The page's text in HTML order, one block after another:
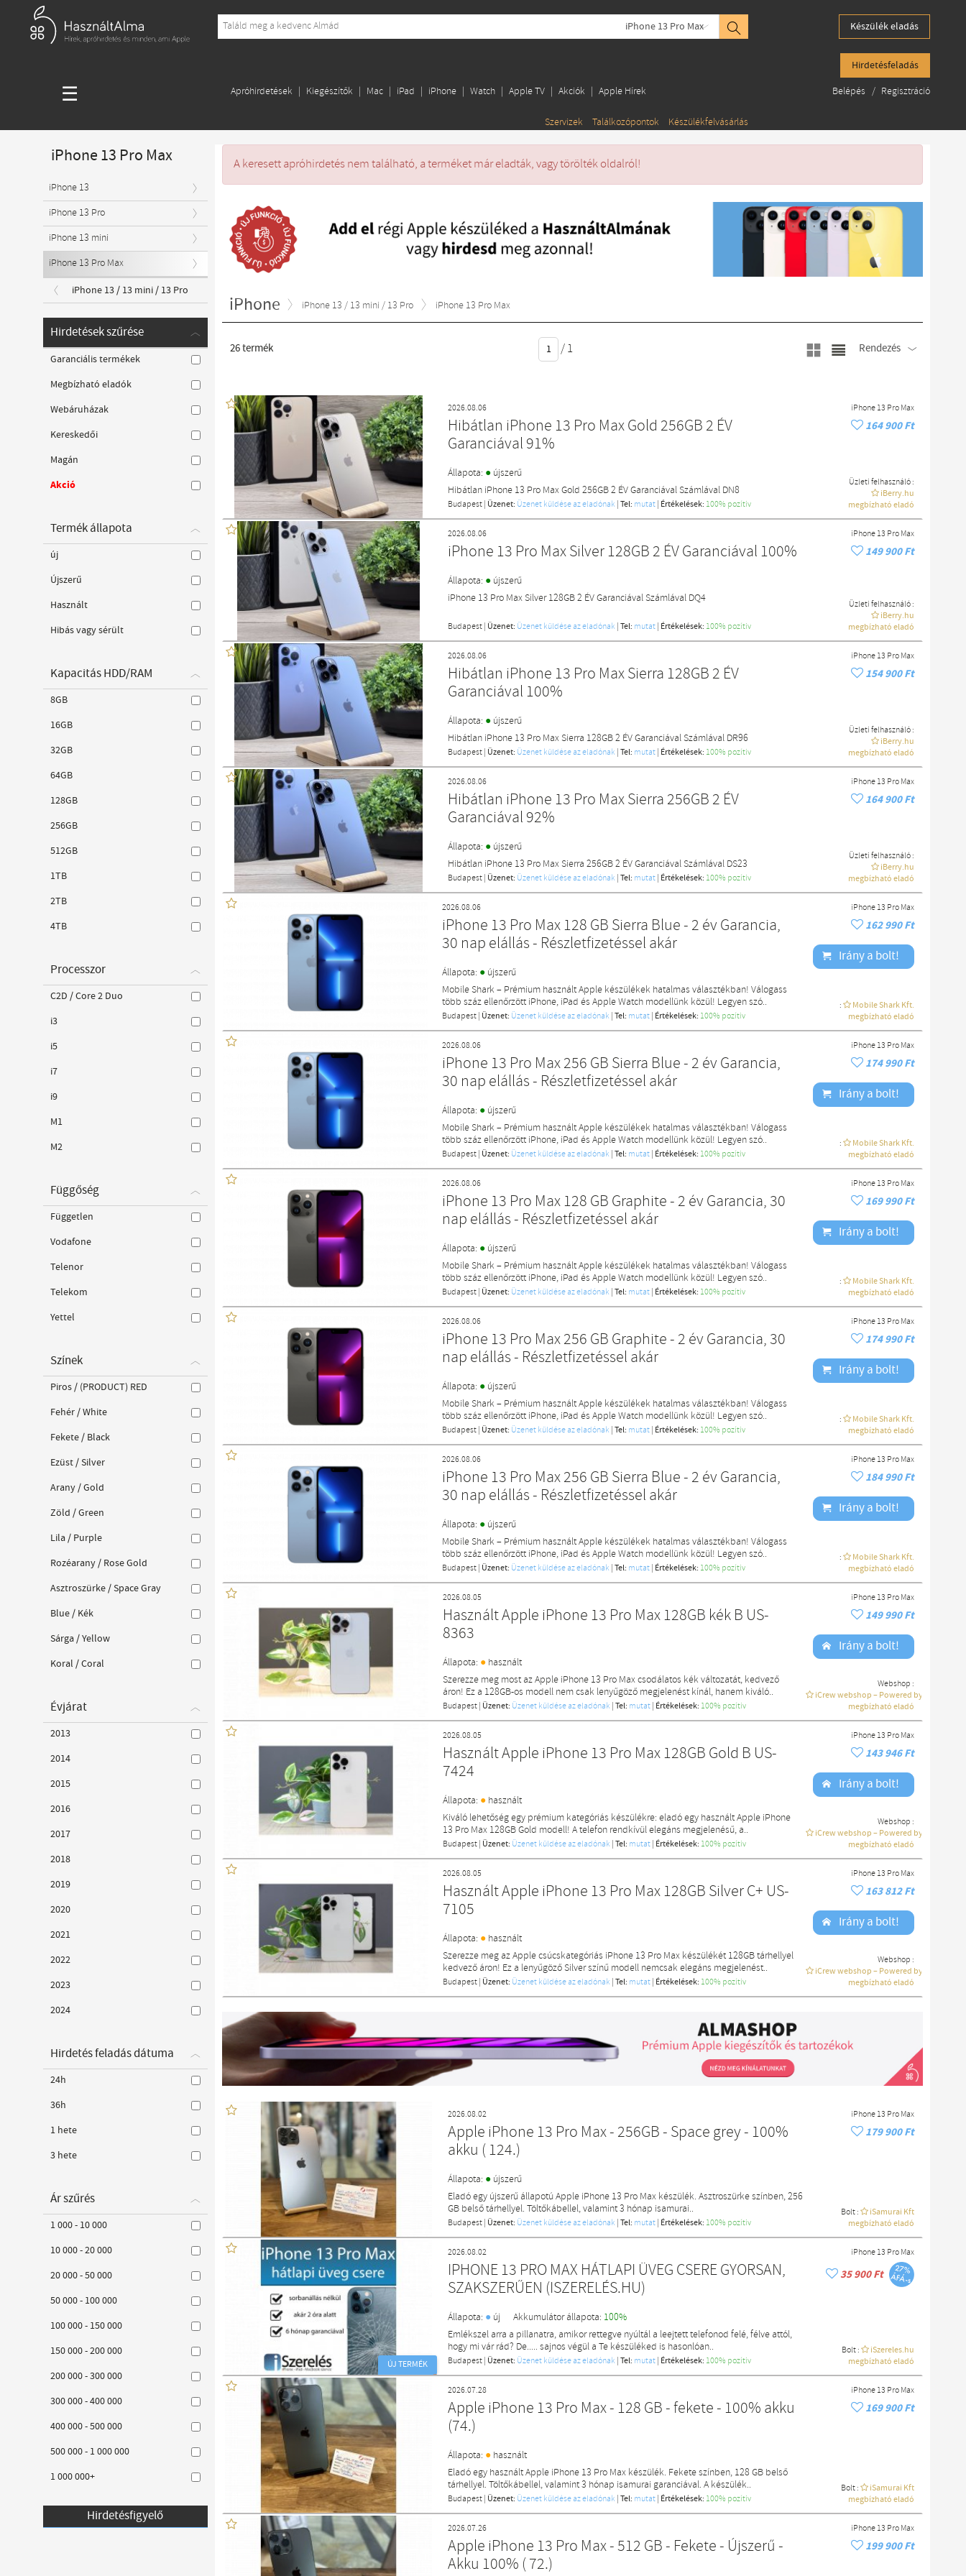
iPhone 13 Pro Max Készülék eladás
Hirdetésfeladás
☰ Apróhirdetések Kiegészítők Mac iPad iPhone Watch Apple TV Akciók Apple Hírek
Szervizek Találkozópontok Készülékfelvásárlás
Belépés / Regisztráció
A keresett apróhirdetés nem található, a terméket már eladták, vagy törölték oldalról!
iPhone iPhone 13 / 13 mini / 13 Pro iPhone 13 Pro Max
26termék /1 Rendezés
2026.08.06
Hibátlan iPhone 13 Pro Max Gold 256GB 2 ÉV
Garanciával 91%
Állapota: ● újszerű
Hibátlan iPhone 13 Pro Max Gold 256GB 2 ÉV Garanciával Számlával DN8
Budapest | Üzenet: Üzenet küldése az eladónak |Tel: mutat | Értékelések: 100% pozítiv
iPhone 13 Pro Max
164 900 Ft
Üzleti felhasználó :
iBerry.hu
megbízható eladó
2026.08.06
iPhone 13 Pro Max Silver 128GB 2 ÉV Garanciával 100%
Állapota: ● újszerű
iPhone 13 Pro Max Silver 128GB 2 ÉV Garanciával Számlával DQ4
Budapest | Üzenet: Üzenet küldése az eladónak |Tel: mutat | Értékelések: 100% pozítiv
iPhone 13 Pro Max
149 900 Ft
Üzleti felhasználó :
iBerry.hu
megbízható eladó
2026.08.06
Hibátlan iPhone 13 Pro Max Sierra 128GB 2 ÉV
Garanciával 100%
Állapota: ● újszerű
Hibátlan iPhone 13 Pro Max Sierra 128GB 2 ÉV Garanciával Számlával DR96
Budapest | Üzenet: Üzenet küldése az eladónak |Tel: mutat | Értékelések: 100% pozítiv
iPhone 13 Pro Max
154 900 Ft
Üzleti felhasználó :
iBerry.hu
megbízható eladó
2026.08.06
Hibátlan iPhone 13 Pro Max Sierra 256GB 2 ÉV
Garanciával 92%
Állapota: ● újszerű
Hibátlan iPhone 13 Pro Max Sierra 256GB 2 ÉV Garanciával Számlával DS23
Budapest | Üzenet: Üzenet küldése az eladónak |Tel: mutat | Értékelések: 100% pozítiv
iPhone 13 Pro Max
164 900 Ft
Üzleti felhasználó :
iBerry.hu
megbízható eladó
2026.08.06
iPhone 13 Pro Max 128 GB Sierra Blue - 2 év Garancia,
30 nap elállás - Részletfizetéssel akár
Állapota: ● újszerű
Mobile Shark – Prémium használt Apple készülékek hatalmas választékban! Válogass
több száz ellenőrzött iPhone, iPad és Apple Watch modellünk közül! Legyen szó..
Budapest | Üzenet: Üzenet küldése az eladónak |Tel: mutat | Értékelések: 100% pozítiv
iPhone 13 Pro Max
162 990 Ft
Irány a bolt!
:
Mobile Shark Kft.
megbízható eladó
2026.08.06
iPhone 13 Pro Max 256 GB Sierra Blue - 2 év Garancia,
30 nap elállás - Részletfizetéssel akár
Állapota: ● újszerű
Mobile Shark – Prémium használt Apple készülékek hatalmas választékban! Válogass
több száz ellenőrzött iPhone, iPad és Apple Watch modellünk közül! Legyen szó..
Budapest | Üzenet: Üzenet küldése az eladónak |Tel: mutat | Értékelések: 100% pozítiv
iPhone 13 Pro Max
174 990 Ft
Irány a bolt!
:
Mobile Shark Kft.
megbízható eladó
2026.08.06
iPhone 13 Pro Max 128 GB Graphite - 2 év Garancia, 30
nap elállás - Részletfizetéssel akár
Állapota: ● újszerű
Mobile Shark – Prémium használt Apple készülékek hatalmas választékban! Válogass
több száz ellenőrzött iPhone, iPad és Apple Watch modellünk közül! Legyen szó..
Budapest | Üzenet: Üzenet küldése az eladónak |Tel: mutat | Értékelések: 100% pozítiv
iPhone 13 Pro Max
169 990 Ft
Irány a bolt!
:
Mobile Shark Kft.
megbízható eladó
2026.08.06
iPhone 13 Pro Max 256 GB Graphite - 2 év Garancia, 30
nap elállás - Részletfizetéssel akár
Állapota: ● újszerű
Mobile Shark – Prémium használt Apple készülékek hatalmas választékban! Válogass
több száz ellenőrzött iPhone, iPad és Apple Watch modellünk közül! Legyen szó..
Budapest | Üzenet: Üzenet küldése az eladónak |Tel: mutat | Értékelések: 100% pozítiv
iPhone 13 Pro Max
174 990 Ft
Irány a bolt!
:
Mobile Shark Kft.
megbízható eladó
2026.08.06
iPhone 13 Pro Max 256 GB Sierra Blue - 2 év Garancia,
30 nap elállás - Részletfizetéssel akár
Állapota: ● újszerű
Mobile Shark – Prémium használt Apple készülékek hatalmas választékban! Válogass
több száz ellenőrzött iPhone, iPad és Apple Watch modellünk közül! Legyen szó..
Budapest | Üzenet: Üzenet küldése az eladónak |Tel: mutat | Értékelések: 100% pozítiv
iPhone 13 Pro Max
184 990 Ft
Irány a bolt!
:
Mobile Shark Kft.
megbízható eladó
2026.08.05
Használt Apple iPhone 13 Pro Max 128GB kék B US-
8363
Állapota: ● használt
Szerezze meg most az Apple iPhone 13 Pro Max csodálatos kék változatát, kedvező
áron! Ez a 128GB-os modell nem csak lenyűgöző megjelenést kínál, hanem kiváló..
Budapest | Üzenet: Üzenet küldése az eladónak |Tel: mutat | Értékelések: 100% pozítiv
iPhone 13 Pro Max
149 990 Ft
Irány a bolt!
Webshop :
iCrew webshop – Powered by macdoki
megbízható eladó
2026.08.05
Használt Apple iPhone 13 Pro Max 128GB Gold B US-
7424
Állapota: ● használt
Kiváló lehetőség egy prémium kategóriás készülékre: eladó egy használt Apple iPhone
13 Pro Max 128GB Gold modell! A telefon rendkívül elegáns megjelenésű, a..
Budapest | Üzenet: Üzenet küldése az eladónak |Tel: mutat | Értékelések: 100% pozítiv
iPhone 13 Pro Max
143 946 Ft
Irány a bolt!
Webshop :
iCrew webshop – Powered by macdoki
megbízható eladó
2026.08.05
Használt Apple iPhone 13 Pro Max 128GB Silver C+ US-
7105
Állapota: ● használt
Szerezze meg az Apple csúcskategóriás iPhone 13 Pro Max készülékét 128GB tárhellyel
kedvező áron! Ez a lenyűgöző Silver színű modell nemcsak elegáns megjelenést..
Budapest | Üzenet: Üzenet küldése az eladónak |Tel: mutat | Értékelések: 100% pozítiv
iPhone 13 Pro Max
163 812 Ft
Irány a bolt!
Webshop :
iCrew webshop – Powered by macdoki
megbízható eladó
2026.08.02
Apple iPhone 13 Pro Max - 256GB - Space grey - 100%
akku ( 124.)
Állapota: ● újszerű
Eladó egy újszerű állapotú Apple iPhone 13 Pro Max készülék. Asztroszürke színben, 256
GB belső tárhellyel. Töltőkábellel, valamint 3 hónap isamurai..
Budapest Üzenet: Üzenet küldése az eladónak Tel: mutat Értékelések: 100% pozítiv
iPhone 13 Pro Max
179 900 Ft
Bolt :
iSamurai Kft
megbízható eladó
ÚJ TERMÉK
2026.08.02
IPHONE 13 PRO MAX HÁTLAPI ÜVEG CSERE GYORSAN,
SZAKSZERŰEN (ISZERELÉS.HU)
Állapota: ● új Akkumulátor állapota: 100%
Emlékszel arra a pillanatra, amikor rettegve nyúltál a leejtett telefonod felé, félve attól,
hogy mi vár rád? De..... sajnos végül a Te készüléked is hasonlóan..
Budapest Üzenet: Üzenet küldése az eladónak Tel: mutat Értékelések: 100% pozítiv
iPhone 13 Pro Max
35 900 Ft
Bolt :
iSzereles.hu
megbízható eladó
2026.07.28
Apple iPhone 13 Pro Max - 128 GB - fekete - 100% akku
(74.)
Állapota: ● használt
Eladó egy használt Apple iPhone 13 Pro Max készülék. Fekete színben, 128 GB belső
tárhellyel. Töltőkábellel, valamint 3 hónap isamurai garanciával. A készülék..
Budapest Üzenet: Üzenet küldése az eladónak Tel: mutat Értékelések: 100% pozítiv
iPhone 13 Pro Max
169 900 Ft
Bolt :
iSamurai Kft
megbízható eladó
2026.07.26
Apple iPhone 13 Pro Max - 512 GB - Fekete - Újszerű -
Akku 100% ( 72.)
iPhone 13 Pro Max
199 900 Ft
iPhone 13 Pro Max
iPhone 13
iPhone 13 Pro
iPhone 13 mini
iPhone 13 Pro Max
iPhone 13 / 13 mini / 13 Pro
Hirdetések szűrése
Garanciális termékek
Megbízható eladók
Webáruházak
Kereskedői
Magán
Akció
Termék állapota
új
Újszerű
Használt
Hibás vagy sérült
Kapacitás HDD/RAM
8GB
16GB
32GB
64GB
128GB
256GB
512GB
1TB
2TB
4TB
Processzor
C2D / Core 2 Duo
i3
i5
i7
i9
M1
M2
Függőség
Független
Vodafone
Telenor
Telekom
Yettel
Színek
Piros / (PRODUCT) RED
Fehér / White
Fekete / Black
Ezüst / Silver
Arany / Gold
Zöld / Green
Lila / Purple
Rozéarany / Rose Gold
Asztroszürke / Space Gray
Blue / Kék
Sárga / Yellow
Koral / Coral
Évjárat
2013
2014
2015
2016
2017
2018
2019
2020
2021
2022
2023
2024
Hirdetés feladás dátuma
24h
36h
1 hete
3 hete
Ár szűrés
1 000 - 10 000
10 000 - 20 000
20 000 - 50 000
50 000 - 100 000
100 000 - 150 000
150 000 - 200 000
200 000 - 300 000
300 000 - 400 000
400 000 - 500 000
500 000 - 1 000 000
1 000 000+
Hirdetésfigyelő